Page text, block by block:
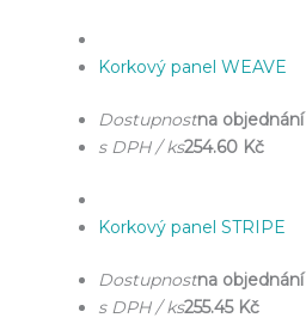
Korkový panel WEAVE
Dostupnostna objednání
s DPH / ks254.60 Kč
Korkový panel STRIPE
Dostupnostna objednání
s DPH / ks255.45 Kč